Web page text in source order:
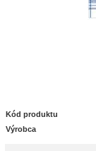
Kód produktu
Výrobca